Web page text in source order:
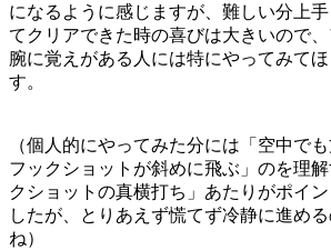
になるように感じますが、難しい分上
てクリアできた時の喜びは大きいので
腕に覚えがある人には特にやってみて
す。
（個人的にやってみた分には「空中で
フックショットが斜めに飛ぶ」のを理
クショットの真横打ち」あたりがポイ
したが、とりあえず慌てず冷静に進め
ね）